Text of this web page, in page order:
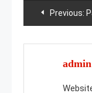
PostPrevious:
admin